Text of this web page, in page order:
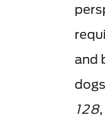
and
128